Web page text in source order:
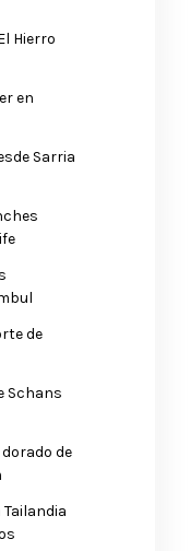
Hierro
en
Sarria
de
Schans
de
Tailandia